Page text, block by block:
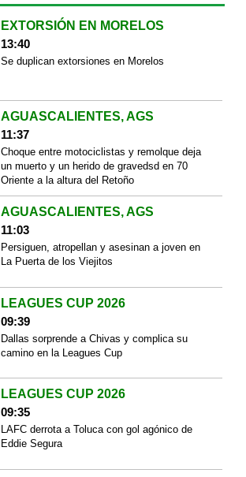
EXTORSIÓN EN MORELOS
13:40
Se duplican extorsiones en Morelos
AGUASCALIENTES, AGS
11:37
Choque entre motociclistas y remolque deja
un muerto y un herido de gravedsd en 70
Oriente a la altura del Retoño
AGUASCALIENTES, AGS
11:03
Persiguen, atropellan y asesinan a joven en
La Puerta de los Viejitos
LEAGUES CUP 2026
09:39
Dallas sorprende a Chivas y complica su
camino en la Leagues Cup
LEAGUES CUP 2026
09:35
LAFC derrota a Toluca con gol agónico de
Eddie Segura